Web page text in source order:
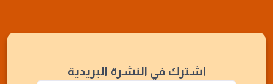
اشترك في النشرة البريدية